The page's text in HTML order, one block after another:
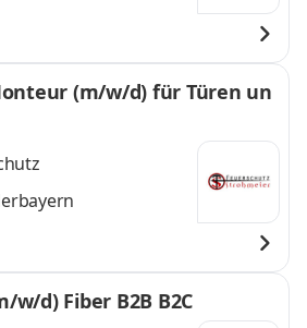
(m/w/d) für Türen un
d) Fiber B2B B2C